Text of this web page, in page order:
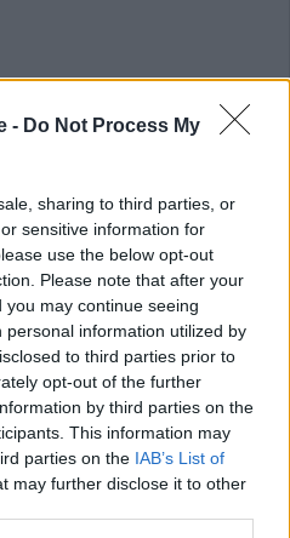
- Do Not Process My
sharing to third parties, or
sensitive information for
use the below opt-out
Please note that after your
may continue seeing
information utilized by
to third parties prior to
opt-out of the further
by third parties on the
This information may
parties on the IAB’s List of
may further disclose it to other
2026. Företaget har angett
hantverksmässiga
inklusive snickeriarbete och
verksamhet."
den 15 april, och det har
kommun.